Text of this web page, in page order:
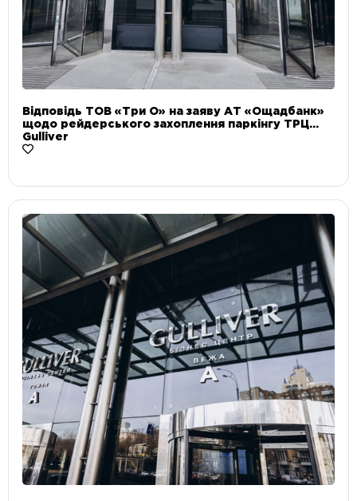
Відповідь ТОВ «Три О» на заяву АТ «Ощадбанк»
щодо рейдерського захоплення паркінгу ТРЦ
Gulliver